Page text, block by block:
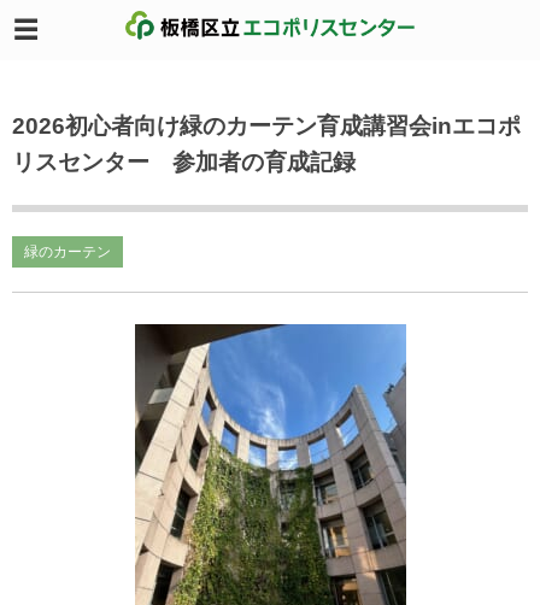
2026初心者向け緑のカーテン育成講習会inエコポ
リスセンター 参加者の育成記録
緑のカーテン